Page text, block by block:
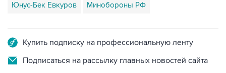
Юнус-Бек Евкуров Минобороны РФ
Купить подписку на профессиональную ленту
Подписаться на рассылку главных новостей сайта